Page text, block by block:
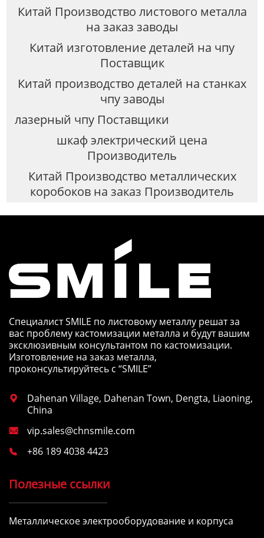
Китай Производство листового металла
на заказ заводы
Китай изготовление деталей на чпу
Поставщик
Китай производство деталей на станках
чпу заводы
лазерный чпу Поставщики
шкаф электрический цена
Производитель
Китай Производство металлических
коробоков на заказ Производитель
Специалист SMILE по листовому металлу решат за
вас проблему кастомизации металла и будут вашим
эксклюзивным консультантом по кастомизации.
Изготовление на заказ металла,
проконсультируйтесь с “SMILE”

Dahenan Village, Dahenan Town, Dengta, Liaoning,
China
 vip.sales@chnsmile.com
 +86 189 4038 4423
Полезные ссылки
Металлическое электрооборудование и корпуса